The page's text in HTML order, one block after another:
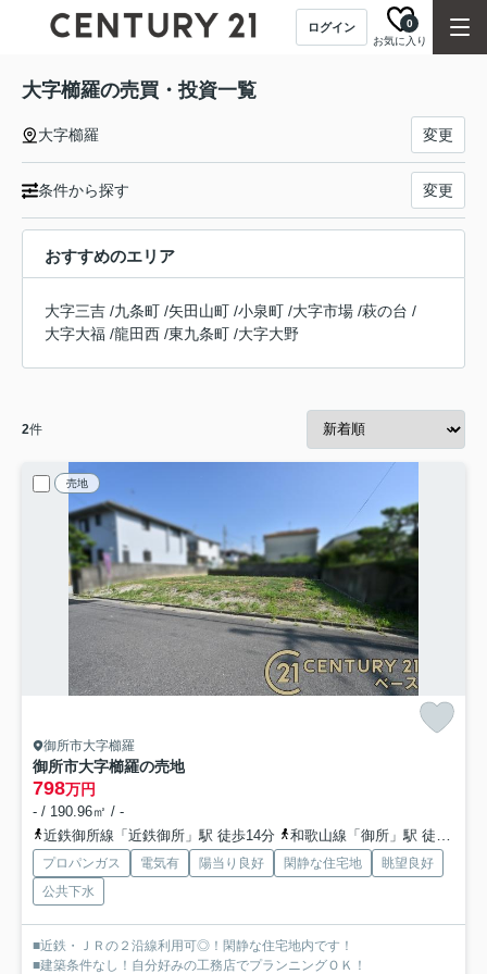
ログイン
お気に入り
0
大字櫛羅の売買・投資一覧
大字櫛羅 変更
条件から探す 変更
おすすめのエリア
大字三吉 /九条町 /矢田山町 /小泉町 /大字市場 /萩の台 /
大字大福 /龍田西 /東九条町 /大字大野
2件
売地
御所市大字櫛羅
御所市大字櫛羅の売地
798万円
- / 190.96㎡ / -
近鉄御所線「近鉄御所」駅 徒歩14分
和歌山線「御所」駅 徒歩15分
プロパンガス 電気有 陽当り良好 閑静な住宅地
眺望良好
公共下水
■近鉄・ＪＲの２沿線利用可◎！閑静な住宅地内です！
■建築条件なし！自分好みの工務店でプランニングＯＫ！